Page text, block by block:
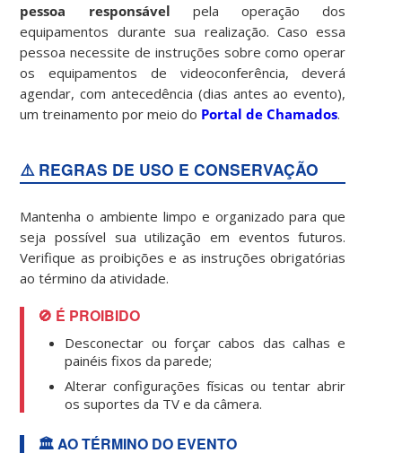
pessoa responsável pela operação dos
equipamentos durante sua realização. Caso essa
pessoa necessite de instruções sobre como operar
os equipamentos de videoconferência, deverá
agendar, com antecedência (dias antes ao evento),
um treinamento por meio do Portal de Chamados.
⚠️ REGRAS DE USO E CONSERVAÇÃO
Mantenha o ambiente limpo e organizado para que
seja possível sua utilização em eventos futuros.
Verifique as proibições e as instruções obrigatórias
ao término da atividade.
🚫 É PROIBIDO
Desconectar ou forçar cabos das calhas e
painéis fixos da parede;
Alterar configurações físicas ou tentar abrir
os suportes da TV e da câmera.
🏛️ AO TÉRMINO DO EVENTO